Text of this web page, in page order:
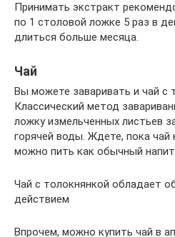
Принимать экстракт
по 1 столовой ложке 5 раз в
длиться больше месяца.
Чай
Вы можете заваривать и чай с
Классический метод
ложку измельченных листьев
горячей воды. Ждете, пока чай
можно пить как обычный
Чай с толокнянкой обладает
действием
Впрочем, можно купить чай в